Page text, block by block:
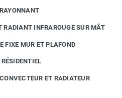
RADIANT INFRAROUGE SUR MÂT
FIXE MUR ET PLAFOND
ET RADIATEUR